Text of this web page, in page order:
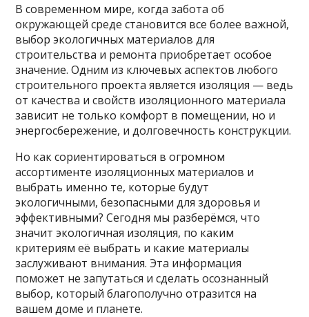
В современном мире, когда забота об
окружающей среде становится все более важной,
выбор экологичных материалов для
строительства и ремонта приобретает особое
значение. Одним из ключевых аспектов любого
строительного проекта является изоляция — ведь
от качества и свойств изоляционного материала
зависит не только комфорт в помещении, но и
энергосбережение, и долговечность конструкции.
Но как сориентироваться в огромном
ассортименте изоляционных материалов и
выбрать именно те, которые будут
экологичными, безопасными для здоровья и
эффективными? Сегодня мы разберёмся, что
значит экологичная изоляция, по каким
критериям её выбрать и какие материалы
заслуживают внимания. Эта информация
поможет не запутаться и сделать осознанный
выбор, который благополучно отразится на
вашем доме и планете.